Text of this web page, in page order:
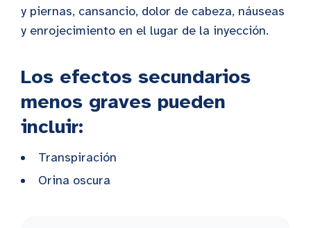
y piernas, cansancio, dolor de cabeza, náuseas
y enrojecimiento en el lugar de la inyección.
Los efectos secundarios
menos graves pueden
incluir:
Transpiración
Orina oscura